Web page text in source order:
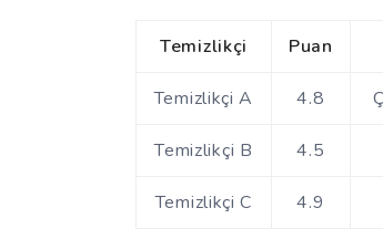
Temizlikçi Puan
Temizlikçi A 4.8
Temizlikçi B 4.5
Temizlikçi C 4.9